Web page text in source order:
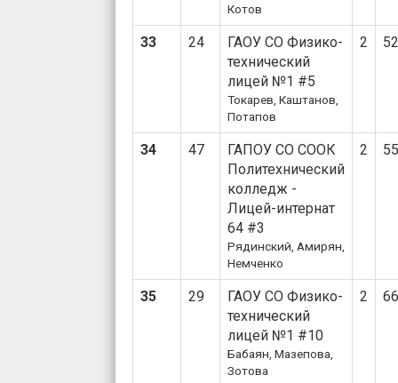
Котов
33 24
ГАОУ СО Физико-
технический
лицей №1 #5
Токарев, Каштанов,
Потапов
2 52
34 47
ГАПОУ СО СООК
Политехнический
колледж -
Лицей-интернат
64 #3
Рядинский, Амирян,
Немченко
2 55
35 29
ГАОУ СО Физико-
технический
лицей №1 #10
Бабаян, Мазепова,
Зотова
2 66